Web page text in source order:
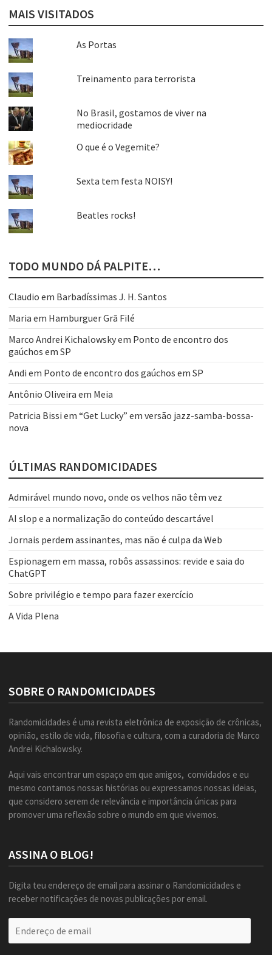
MAIS VISITADOS
As Portas
Treinamento para terrorista
No Brasil, gostamos de viver na
mediocridade
O que é o Vegemite?
Sexta tem festa NOISY!
Beatles rocks!
TODO MUNDO DÁ PALPITE…
Claudio em Barbadíssimas J. H. Santos
Maria em Hamburguer Grã Filé
Marco Andrei Kichalowskyem Ponto de encontro dos
gaúchos em SP
Andi em Ponto de encontro dos gaúchos em SP
Antônio Oliveira em Meia
Patricia Bissi em “Get Lucky” em versão jazz-samba-bossa-
nova
ÚLTIMAS RANDOMICIDADES
Admirável mundo novo, onde os velhos não têm vez
AI slop e a normalização do conteúdo descartável
Jornais perdem assinantes, mas não é culpa da Web
Espionagem em massa, robôs assassinos: revide e saia do
ChatGPT
Sobre privilégio e tempo para fazer exercício
A Vida Plena
SOBRE O RANDOMICIDADES
Randomicidades é uma revista eletrônica de exposição de crônicas,
opinião, estilo de vida, filosofia e cultura, com a curadoria de Marco
Andrei Kichalowsky.
Aqui vais encontrar um espaço em que amigos, convidados e eu
mesmo contamos nossas histórias ou expressamos nossas ideias,
que considero serem de relevância e importância únicas para
promover uma reflexão sobre o mundo em que vivemos.
ASSINA O BLOG!
Digita teu endereço de email para assinar o Randomicidades e
receber notificações de novas publicações por email.
de